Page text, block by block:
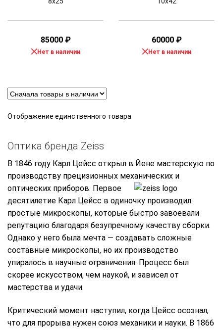
85000 ₽
Нет в наличии
60000 ₽
Нет в наличии
Отображение единственного товара
Оптика бренда Zeiss
В 1846 году Карл Цейсс открыл в Йене мастерскую по
производству прецизионных механических и
оптических приборов. Первое
десятилетие Карл Цейсс в одиночку производил
простые микроскопы, которые быстро завоевали
репутацию благодаря безупречному качеству сборки.
Однако у него была мечта — создавать сложные
составные микроскопы, но их производство
упиралось в научные ограничения. Процесс был
скорее искусством, чем наукой, и зависел от
мастерства и удачи.
Критический момент наступил, когда Цейсс осознал,
что для прорыва нужен союз механики и науки. В 1866